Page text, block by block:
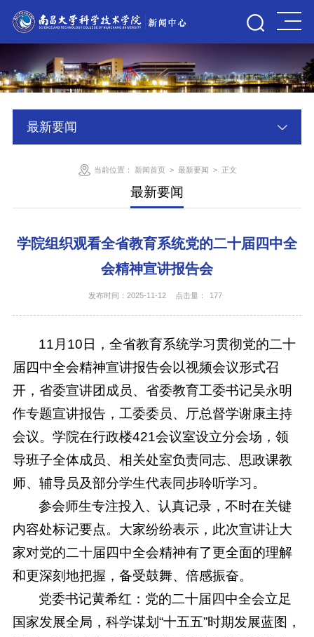
最新要闻
当前位置： 新闻首页 > 最新要闻 > 正文
最新要闻
学院组织观看全省教育系统党的二十届四中全
会精神宣讲报告会
发布时间：2025-11-12 点击量： 177
11月10日，全省教育系统学习贯彻党的二十
届四中全会精神宣讲报告会以视频会议形式召
开，省委宣讲团成员、省委教育工委书记吴永明
作专题宣讲报告，工委委员、厅总督学谢康主持
会议。学院在行政楼421会议室设立分会场，领
导班子全体成员、相关处室负责同志、思政课教
师、辅导员及部分学生代表同步聆听学习。
参会师生专注投入、认真记录，不时在关键
内容处标记要点。大家纷纷表示，此次宣讲让大
家对党的二十届四中全会精神有了更全面的理解
和更深刻地把握，备受鼓舞、倍感振奋。
党委书记黄希红：党的二十届四中全会立足
国家发展全局，科学谋划“十五五”时期发展蓝图，